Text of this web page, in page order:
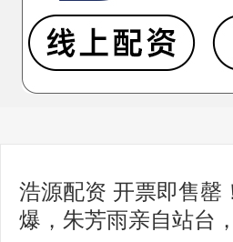
浩源配资 开票即售罄
爆，朱芳雨亲自站台